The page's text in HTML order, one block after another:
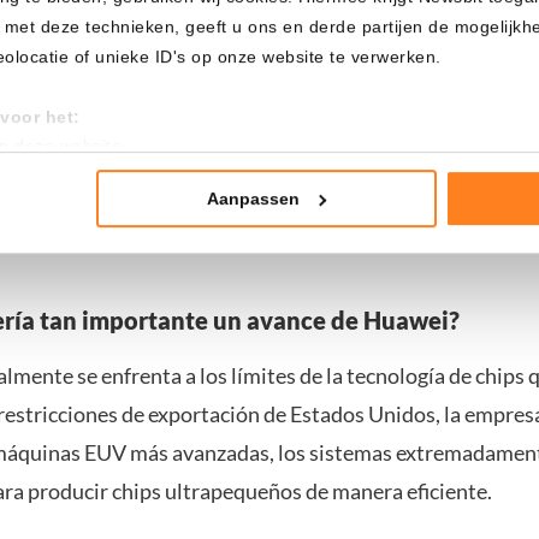
deze technieken, geeft u ons en derde partijen de
of unieke ID's op onze website te verwerken.
het:
te geven om deze technieken te gebruiken voor
uw privacy-instellingen te allen tijde inzien en bijwerken door
Aanpassen
grandes riesgos. Cuantas más capas tenga un chip, más
producción. Además, aumenta la posibilidad de
que Huawei tiene pocas opciones. Según el analista He
China está cada vez más cerca de los límites de la
a las restricciones comerciales de Estados Unidos.
tan importante un avance de Huawei?
se enfrenta a los límites de la tecnología de chips
de exportación de Estados Unidos, la
EUV más avanzadas, los sistemas
producir chips ultrapequeños de manera eficiente.